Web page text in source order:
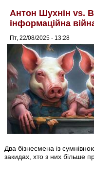
Антон Шухнін vs.
інформаційна
Пт, 22/08/2025 - 13:28
Два бізнесмена із
закидах, хто з них більше